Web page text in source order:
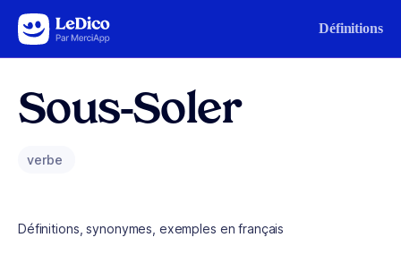
Aller au contenu Définitions
Sous-Soler
verbe
Définitions, synonymes, exemples en français